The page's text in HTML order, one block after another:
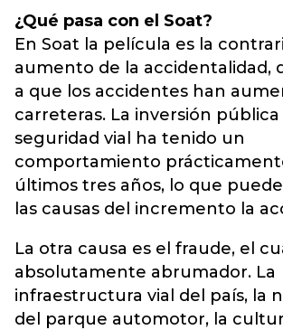
¿Qué pasa con el Soat?
En Soat la película es la
aumento de la accidentalidad,
a que los accidentes han
carreteras. La inversión pública
seguridad vial ha tenido un
comportamiento
últimos tres años, lo que
las causas del incremento la
La otra causa es el fraude, el
absolutamente abrumador. La
infraestructura vial del país, la
del parque automotor, la